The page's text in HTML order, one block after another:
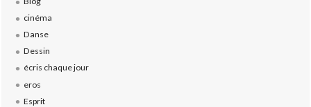
cinéma
Danse
Dessin
écris chaque jour
eros
Esprit